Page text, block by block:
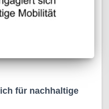
für nachhaltige